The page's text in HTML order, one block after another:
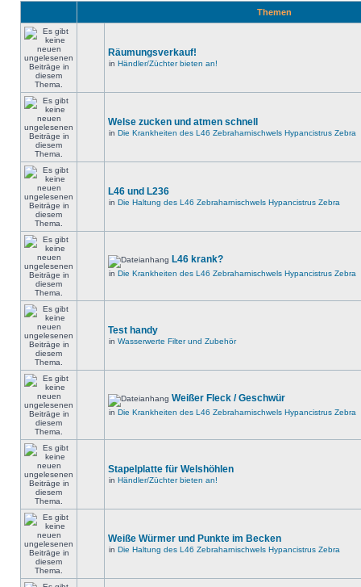
Themen
Räumungsverkauf!
in Händler/Züchter bieten an!
Welse zucken und atmen schnell
in Die Krankheiten des L46 Zebraharnischwels Hypancistrus Zebra
L46 und L236
in Die Haltung des L46 Zebraharnischwels Hypancistrus Zebra
L46 krank?
in Die Krankheiten des L46 Zebraharnischwels Hypancistrus Zebra
Test handy
in Wasserwerte Filter und Zubehör
Weißer Fleck / Geschwür
in Die Krankheiten des L46 Zebraharnischwels Hypancistrus Zebra
Stapelplatte für Welshöhlen
in Händler/Züchter bieten an!
Weiße Würmer und Punkte im Becken
in Die Haltung des L46 Zebraharnischwels Hypancistrus Zebra